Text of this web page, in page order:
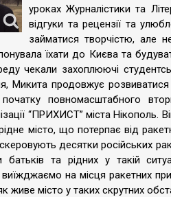
уроках Журналістики та
відгуки та рецензії та
займатися творчістю, але
їхати до Києва та
чекали захоплюючі
Микита продовжує
повномасштабного
“ПРИХИСТ” міста Нікополь.
місто, що потерпає від
скеровують десятки російських
батьків та рідних у такій
виїжджаємо на місця ракетних
живе місто у таких скрутних